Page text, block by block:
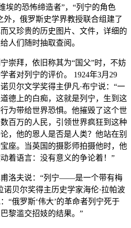
的恐怖缔造者”，“列宁的角色
，俄罗斯史学界教授联合组建了
又珍贵的历史图片、文件，详细的
人们随时抽取查阅。
崇拜，依旧称其为“国父”时，不妨
者对列宁的评价。 1924年3月29
贝尔文学奖得主伊凡·布宁说：“一
德上的白痴，这就是列宁，生到这
为带给世界恐惧。他摧毁了这个世
百万的人民，引领世界疯狂到这种
，他的恩人是否是人类？他站在别
座。当英国的摄影师拍摄他时，他
着语言：没有意义的争论着！”
洛夫说：“列宁——是一个带有梅
诺贝尔奖得主历史学家海伦·拉帕波
“俄罗斯‘伟大’的革命者列宁死于
黎滥交招妓的结果。”